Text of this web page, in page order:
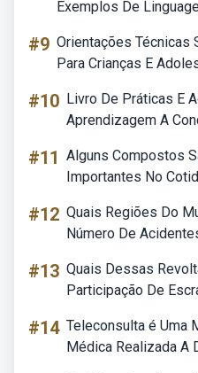
Exemplos De
#9 Orientações Técnicas
Para Crianças E
#10 Livro De Práticas E
Aprendizagem A
#11 Alguns Compostos
Importantes No
#12 Quais Regiões Do
Número De
#13 Quais Dessas
Participação De
#14 Teleconsulta é Uma
Médica Realizada A